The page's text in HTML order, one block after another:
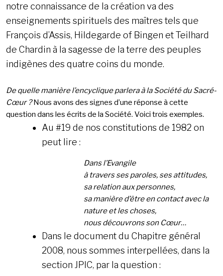
notre connaissance de la création va des
enseignements spirituels des maîtres tels que
François d’Assis, Hildegarde of Bingen et Teilhard
de Chardin à la sagesse de la terre des peuples
indigènes des quatre coins du monde.
De quelle manière l’encyclique parlera à la Société du Sacré-
Cœur ?Nous avons des signes d’une réponse à cette
question dans les écrits de la Société. Voici trois exemples.
Au #19 de nos constitutions de 1982 on
peut lire :
Dans l’Evangile
à travers ses paroles, ses attitudes,
sa relation aux personnes,
sa manière d’être en contact avec la
nature et les choses,
nous découvrons son Cœur…
Dans le document du Chapitre général
2008, nous sommes interpellées, dans la
section JPIC, par la question :